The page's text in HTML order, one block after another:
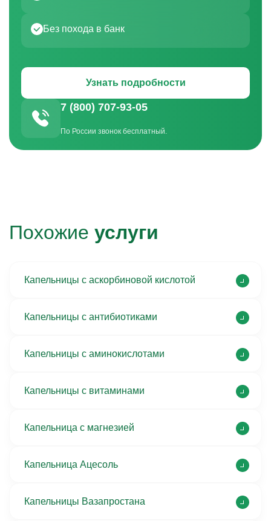
Узнать подробности
7 (800) 707-93-05
По России звонок бесплатный.
Без похода в банк
Похожие услуги
Капельницы с аскорбиновой кислотой
Капельницы с антибиотиками
Капельницы с аминокислотами
Капельницы с витаминами
Капельница с магнезией
Капельница Ацесоль
Капельницы Вазапростана